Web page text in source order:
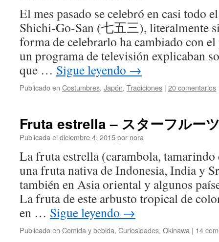
El mes pasado se celebró en casi todo
Shichi-Go-San (七五三), literalmente
forma de celebrarlo ha cambiado con
un programa de televisión explicaban
que … Sigue leyendo →
Publicado en Costumbres, Japón, Tradiciones | 20 comentarios
Fruta estrella – スターフルー
Publicada el diciembre 4, 2015por nora
La fruta estrella (carambola,
una fruta nativa de Indonesia, India y
también en Asia oriental y algunos
La fruta de este arbusto tropical de
en … Sigue leyendo →
Publicado en Comida y bebida, Curiosidades, Okinawa | 14